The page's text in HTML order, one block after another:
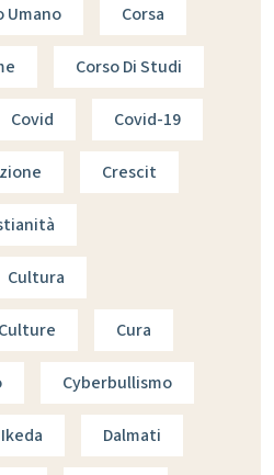
Umano Corsa
Corso Di Studi
Covid Covid-19
Crescit
Cultura
Culture Cura
Cyberbullismo
Dalmati